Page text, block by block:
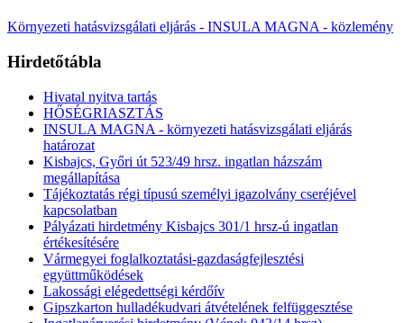
Környezeti hatásvizsgálati eljárás - INSULA MAGNA - közlemény
Hirdetőtábla
Hivatal nyitva tartás
HŐSÉGRIASZTÁS
INSULA MAGNA - környezeti hatásvizsgálati eljárás
határozat
Kisbajcs, Győri út 523/49 hrsz. ingatlan házszám
megállapítása
Tájékoztatás régi típusú személyi igazolvány cseréjével
kapcsolatban
Pályázati hirdetmény Kisbajcs 301/1 hrsz-ú ingatlan
értékesítésére
Vármegyei foglalkoztatási-gazdaságfejlesztési
együttműködések
Lakossági elégedettségi kérdőív
Gipszkarton hulladékudvari átvételének felfüggesztése